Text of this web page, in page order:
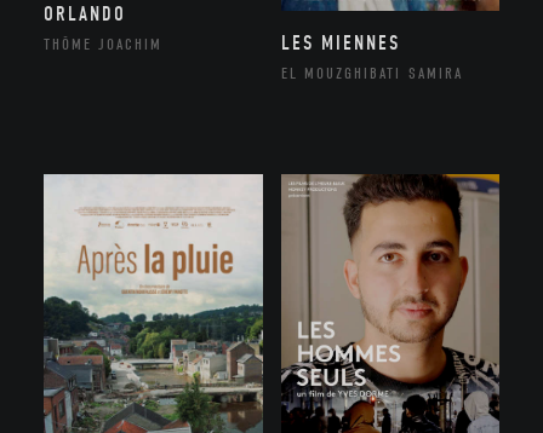
ORLANDO
THÔME JOACHIM LES MIENNES
EL MOUZGHIBATI SAMIRA